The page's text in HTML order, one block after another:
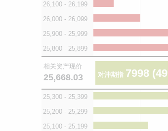
26,100 - 26,199
26,000 - 26,099
25,900 - 25,999
25,800 - 25,899
相关资产现价
25,668.03 对沖期指 7998
25,300 - 25,399
25,200 - 25,299
25,100 - 25,199